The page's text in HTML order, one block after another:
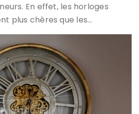
En effet, les horloges
plus chères que les…